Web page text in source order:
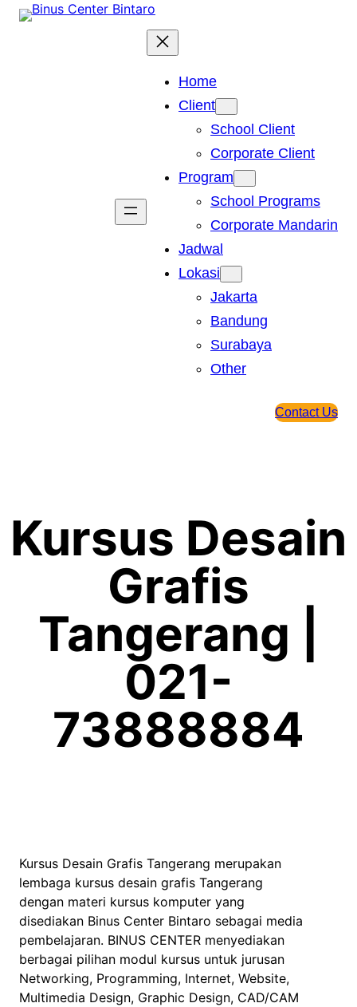
Skip
Home
Client
School Client
Corporate Client
Program
School Programs
Corporate Mandarin
Jadwal
Lokasi
Jakarta
Bandung
Surabaya
Other
Contact Us
Kursus Desain
Grafis
Tangerang |
021-
73888884
Kursus Desain Grafis Tangerang merupakan
lembaga kursus desain grafis Tangerang
dengan materi kursus komputer yang
disediakan Binus Center Bintaro sebagai media
pembelajaran. BINUS CENTER menyediakan
berbagai pilihan modul kursus untuk jurusan
Networking, Programming, Internet, Website,
Multimedia Design, Graphic Design, CAD/CAM